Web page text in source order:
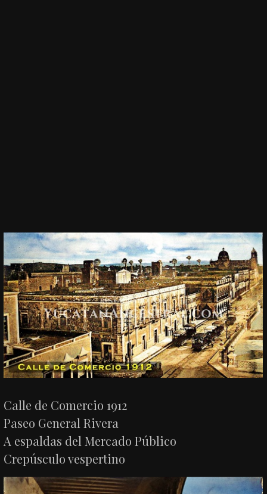
Calle de Comercio 1912
Paseo General Rivera
A espaldas del Mercado Público
Crepúsculo vespertino